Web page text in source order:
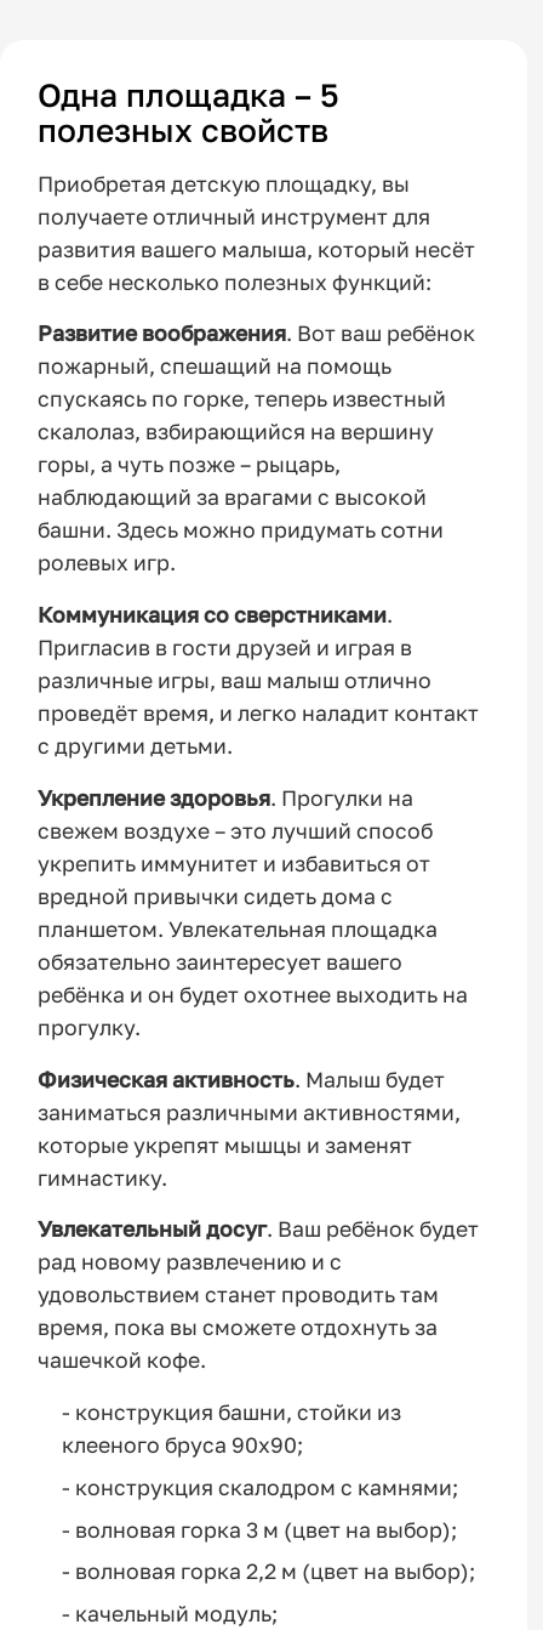
Одна площадка – 5
полезных свойств
Приобретая детскую площадку, вы
получаете отличный инструмент для
развития вашего малыша, который несёт
в себе несколько полезных функций:
Развитие воображения. Вот ваш ребёнок
пожарный, спешащий на помощь
спускаясь по горке, теперь известный
скалолаз, взбирающийся на вершину
горы, а чуть позже – рыцарь,
наблюдающий за врагами с высокой
башни. Здесь можно придумать сотни
ролевых игр.
Коммуникация со сверстниками.
Пригласив в гости друзей и играя в
различные игры, ваш малыш отлично
проведёт время, и легко наладит контакт
с другими детьми.
Укрепление здоровья. Прогулки на
свежем воздухе – это лучший способ
укрепить иммунитет и избавиться от
вредной привычки сидеть дома с
планшетом. Увлекательная площадка
обязательно заинтересует вашего
ребёнка и он будет охотнее выходить на
прогулку.
Физическая активность. Малыш будет
заниматься различными активностями,
которые укрепят мышцы и заменят
гимнастику.
Увлекательный досуг. Ваш ребёнок будет
рад новому развлечению и с
удовольствием станет проводить там
время, пока вы сможете отдохнуть за
чашечкой кофе.
- конструкция башни, стойки из
клееного бруса 90х90;
- конструкция скалодром с камнями;
- волновая горка 3 м (цвет на выбор);
- волновая горка 2,2 м (цвет на выбор);
- качельный модуль;